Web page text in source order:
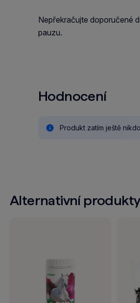
Nepřekračujte doporučené
pauzu.
Hodnocení
Produkt zatím ještě
Alternativní produkty